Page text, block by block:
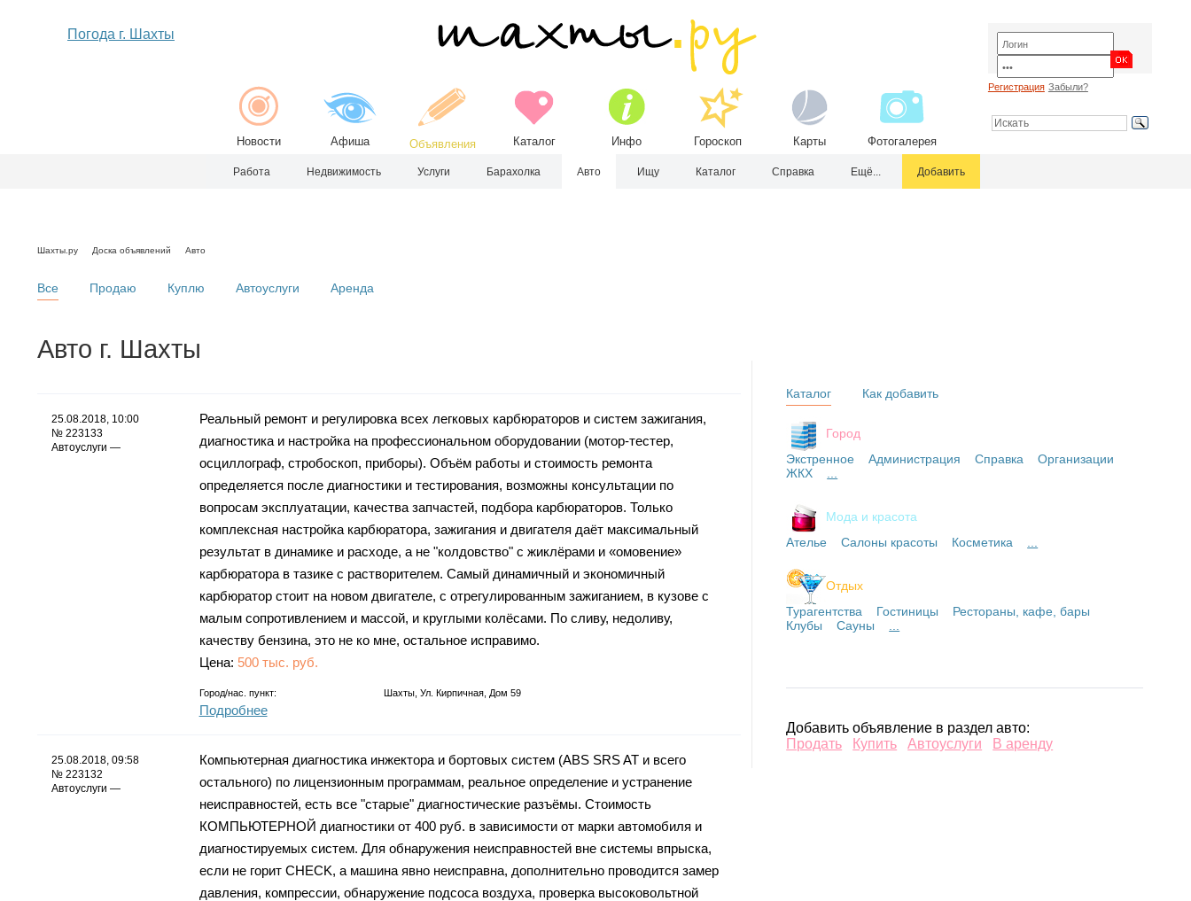
Погода г. Шахты
Новости Афиша Объявления Каталог Инфо Гороскоп Карты Фотогалерея
Регистрация Забыли?
Работа Недвижимость Услуги Барахолка Авто Ищу Каталог Справка Ещё... Добавить
Шахты.ру Доска объявлений Авто
Все Продаю Куплю Автоуслуги Аренда
Авто г. Шахты
25.08.2018, 10:00
№ 223133
Автоуслуги —
Реальный ремонт и регулировка всех легковых карбюраторов и систем зажигания,
диагностика и настройка на профессиональном оборудовании (мотор-тестер,
осциллограф, стробоскоп, приборы). Объём работы и стоимость ремонта
определяется после диагностики и тестирования, возможны консультации по
вопросам эксплуатации, качества запчастей, подбора карбюраторов. Только
комплексная настройка карбюратора, зажигания и двигателя даёт максимальный
результат в динамике и расходе, а не "колдовство" с жиклёрами и «омовение»
карбюратора в тазике с растворителем. Самый динамичный и экономичный
карбюратор стоит на новом двигателе, с отрегулированным зажиганием, в кузове с
малым сопротивлением и массой, и круглыми колёсами. По сливу, недоливу,
качеству бензина, это не ко мне, остальное исправимо.
Цена: 500 тыс. руб.
Город/нас. пункт: Шахты, Ул. Кирпичная, Дом 59
Подробнее
25.08.2018, 09:58
№ 223132
Автоуслуги —
Компьютерная диагностика инжектора и бортовых систем (ABS SRS AT и всего
остального) по лицензионным программам, реальное определение и устранение
неисправностей, есть все "старые" диагностические разъёмы. Стоимость
КОМПЬЮТЕРНОЙ диагностики от 400 руб. в зависимости от марки автомобиля и
диагностируемых систем. Для обнаружения неисправностей вне системы впрыска,
если не горит CHECK, а машина явно неисправна, дополнительно проводится замер
давления, компрессии, обнаружение подсоса воздуха, проверка высоковольтной
Каталог
Город
Экстренное
Администрация Справка
Организации
ЖКХ
Мода и красота
Ателье
Салоны красоты Косметика
Отдых
Турагентства
Гостиницы
Рестораны, кафе, бары
Клубы
Сауны
Как добавить
Добавить объявление в раздел авто:
Продать
Купить Автоуслуги В аренду